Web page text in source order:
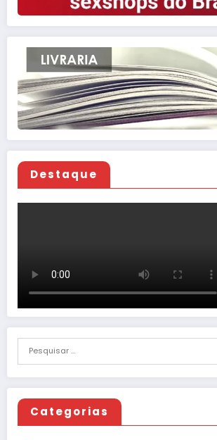
Destaque
Categorias